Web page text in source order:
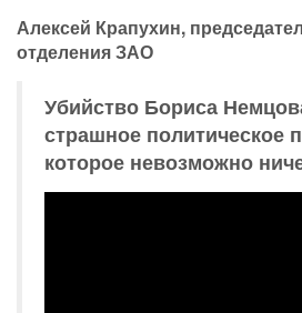
Алексей Крапухин,
отделения ЗАО
Убийство Бориса
страшное политическое
которое невозможно